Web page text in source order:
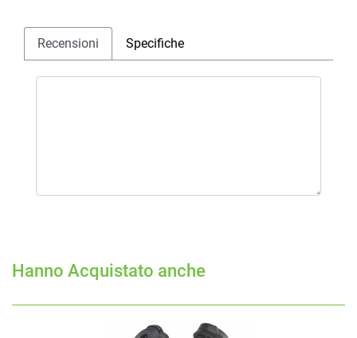
Recensioni Specifiche
Hanno Acquistato anche